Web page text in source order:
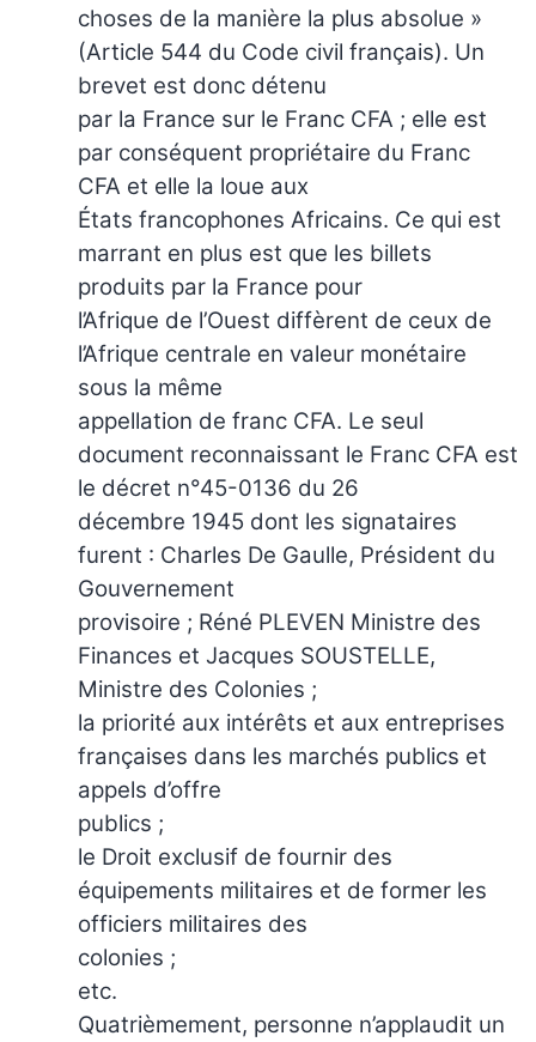
choses de la manière la plus absolue »
(Article 544 du Code civil français). Un
brevet est donc détenu
par la France sur le Franc CFA ; elle est
par conséquent propriétaire du Franc
CFA et elle la loue aux
États francophones Africains. Ce qui est
marrant en plus est que les billets
produits par la France pour
l’Afrique de l’Ouest diffèrent de ceux de
l’Afrique centrale en valeur monétaire
sous la même
appellation de franc CFA. Le seul
document reconnaissant le Franc CFA est
le décret n°45-0136 du 26
décembre 1945 dont les signataires
furent : Charles De Gaulle, Président du
Gouvernement
provisoire ; Réné PLEVEN Ministre des
Finances et Jacques SOUSTELLE,
Ministre des Colonies ;
la priorité aux intérêts et aux entreprises
françaises dans les marchés publics et
appels d’offre
publics ;
le Droit exclusif de fournir des
équipements militaires et de former les
officiers militaires des
colonies ;
etc.
Quatrièmement, personne n’applaudit un